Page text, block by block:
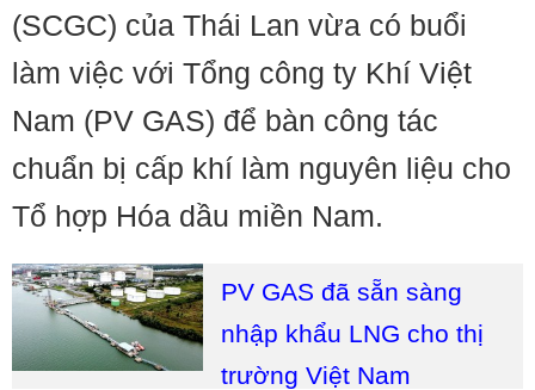
(SCGC) của Thái Lan vừa có buổi
làm việc với Tổng công ty Khí Việt
Nam (PV GAS) để bàn công tác
chuẩn bị cấp khí làm nguyên liệu cho
Tổ hợp Hóa dầu miền Nam.
PV GAS đã sẵn sàng
nhập khẩu LNG cho thị
trường Việt Nam